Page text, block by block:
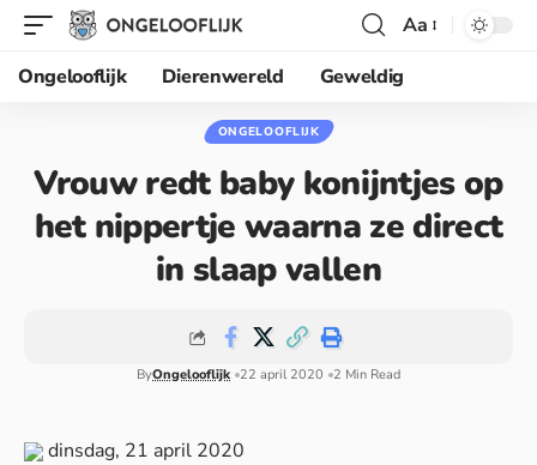
Aa
Ongelooflijk
Dierenwereld Geweldig
ONGELOOFLIJK
Vrouw redt baby konijntjes op
het nippertje waarna ze direct
in slaap vallen
ByOngelooflijk 22 april 2020 2 Min Read
dinsdag, 21 april 2020